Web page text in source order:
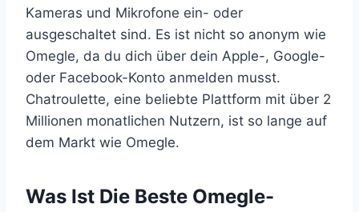
Kameras und Mikrofone ein- oder
ausgeschaltet sind. Es ist nicht so anonym wie
Omegle, da du dich über dein Apple-, Google-
oder Facebook-Konto anmelden musst.
Chatroulette, eine beliebte Plattform mit über 2
Millionen monatlichen Nutzern, ist so lange auf
dem Markt wie Omegle.
Was Ist Die Beste Omegle-